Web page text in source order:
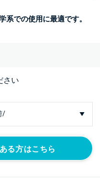
系での使用に最適です。
さい
る方はこちら